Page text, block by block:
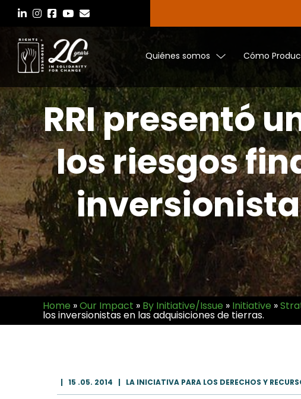
Saltar
contenido
Quiénes somos Cómo
RRI presentó
los riesgos
Home »Our Impact » By Initiative/Issue » Initiative »
los inversionistas en las adquisiciones de tierras.
| 15 .05. 2014 | LA INICIATIVA PARA LOS DERECHOS Y